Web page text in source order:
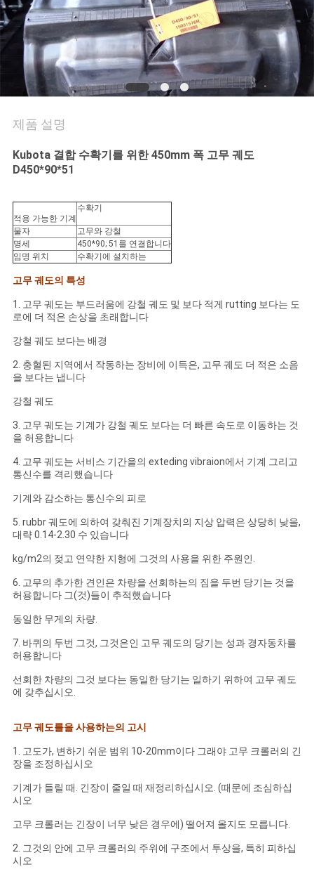
조
회
를
요
청
하
다
NEWS
사
이
트
맵
PRIVACY
POLICY
제품 설명
Kubota 결합 수확기를 위한 450mm 폭 고무 궤도
D450*90*51
적용 가능한 기계
수확기
물자
고무와 강철
명세
450*90; 51를 연결합니다
임명 위치
수확기에 설치하는
고무 궤도의 특성
1. 고무 궤도는 부드러움에 강철 궤도 및 보다 적게 rutting 보다는 도
로에 더 적은 손상을 초래합니다
강철 궤도 보다는 배경
2. 충혈된 지역에서 작동하는 장비에 이득은, 고무 궤도 더 적은 소음
을 보다는 냅니다
강철 궤도
3. 고무 궤도는 기계가 강철 궤도 보다는 더 빠른 속도로 이동하는 것
을 허용합니다
4. 고무 궤도는 서비스 기간을의 exteding vibraion에서 기계 그리고
통신수를 격리했습니다
기계와 감소하는 통신수의 피로
5. rubbr 궤도에 의하여 갖춰진 기계장치의 지상 압력은 상당히 낮을,
대략 0.14-2.30 수 있습니다
kg/m2의 젖고 연약한 지형에 그것의 사용을 위한 주원인.
6. 고무의 추가한 견인은 차량을 선회하는의 짐을 두번 당기는 것을
허용합니다 그(것)들이 추적했습니다
동일한 무게의 차량.
7. 바퀴의 두번 그것, 그것은인 고무 궤도의 당기는 성과 경자동차를
허용합니다
선회한 차량의 그것 보다는 동일한 당기는 일하기 위하여 고무 궤도
에 갖추십시오.
고무 궤도를을 사용하는의 고시
1. 고도가, 변하기 쉬운 범위 10-20mm이다 그래야 고무 크롤러의 긴
장을 조정하십시오
기계가 들릴 때. 긴장이 줄일 때 재정리하십시오. (때문에 조심하십
시오
고무 크롤러는 긴장이 너무 낮은 경우에) 떨어져 올지도 모릅니다.
2. 그것의 안에 고무 크롤러의 주위에 구조에서 투상을, 특히 피하십
시오